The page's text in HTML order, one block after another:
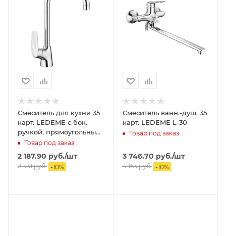
Смеситель для кухни 35
карт. LEDEME с бок.
ручкой, прямоугольный
излив
Товар под заказ
2 187.90 руб./шт
2 431руб. -10%
Смеситель ванн.-душ. 35
карт. LEDEME L-30
Товар под заказ
3 746.70 руб./шт
4 163руб. -10%